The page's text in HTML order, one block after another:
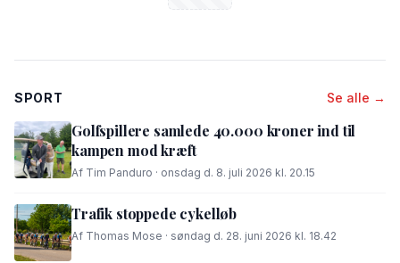
SPORT Se alle →
Golfspillere samlede 40.000 kroner ind til
kampen mod kræft
Af Tim Panduro · onsdag d. 8. juli 2026 kl. 20.15
Trafik stoppede cykelløb
Af Thomas Mose · søndag d. 28. juni 2026 kl. 18.42